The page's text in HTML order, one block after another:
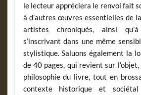
le lecteur appréciera le renvoi fait
à d’autres œuvres essentielles de
artistes chroniqués, ainsi
s’inscrivant dans une même
stylistique. Saluons également la
de 40 pages, qui revient sur
philosophie du livre, tout en
contexte historique et sociétal